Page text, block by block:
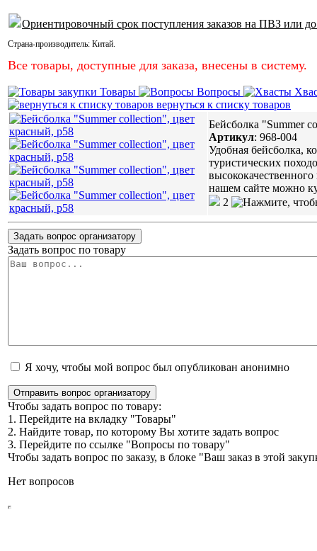
Ориентировочный срок поступления заказов на ПВЗ или
Страна-производитель: Китай.
Все товары, доступные для заказа, внесены в систему.
Товары Вопросы
вернуться к списку товаров
Бейсболка "Summer
Артикул: 968-004
Удобная бейсболка,
туристических
нашем сайте можно
2
Задать вопрос организатору
Задать вопрос по товару
Я хочу, чтобы мой вопрос был опубликован анонимно
Отправить вопрос организатору
Чтобы задать вопрос по товару:
1. Перейдите на вкладку "Товары"
2. Найдите товар, по которому Вы хотите задать вопрос
3. Перейдите по ссылке "Вопросы по товару"
Чтобы задать вопрос по заказу, в блоке "Ваш заказ в этой
Нет вопросов